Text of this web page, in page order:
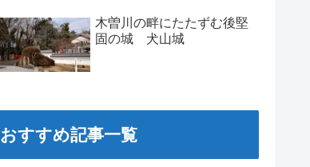
木曽川の畔にたたずむ後堅
固の城 犬山城
おすすめ記事一覧